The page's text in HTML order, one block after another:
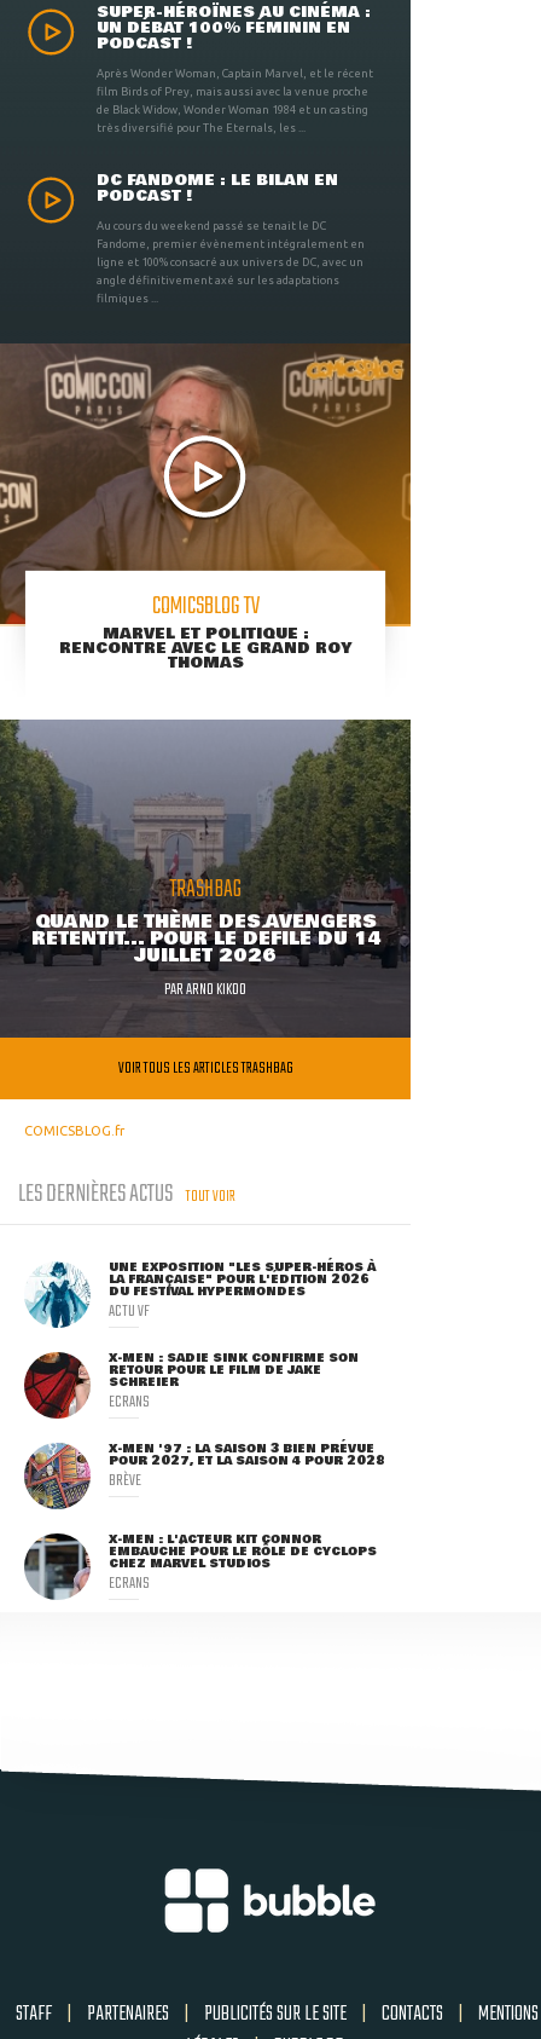
SUPER-HÉROÏNES AU CINÉMA :
UN DÉBAT 100% FÉMININ EN
PODCAST !
Après Wonder Woman, Captain Marvel, et le récent
film Birds of Prey, mais aussi avec la venue proche
de Black Widow, Wonder Woman 1984 et un casting
très diversifié pour The Eternals, les ...
DC FANDOME : LE BILAN EN
PODCAST !
Au cours du weekend passé se tenait le DC
Fandome, premier évènement intégralement en
ligne et 100% consacré aux univers de DC, avec un
angle définitivement axé sur les adaptations
filmiques ...
COMICSBLOG TV
MARVEL ET POLITIQUE :
RENCONTRE AVEC LE GRAND ROY
THOMAS
TRASHBAG
QUAND LE THÈME DES AVENGERS
RETENTIT... POUR LE DÉFILÉ DU 14
JUILLET 2026
PARARNO KIKOO
VOIR TOUS LES ARTICLES TRASHBAG
COMICSBLOG.fr
LES DERNIÈRES ACTUS TOUT VOIR
UNE EXPOSITION "LES SUPER-HÉROS À
LA FRANÇAISE" POUR L'ÉDITION 2026
DU FESTIVAL HYPERMONDES
ACTU VF
X-MEN : SADIE SINK CONFIRME SON
RETOUR POUR LE FILM DE JAKE
SCHREIER
ECRANS
X-MEN '97 : LA SAISON 3 BIEN PRÉVUE
POUR 2027, ET LA SAISON 4 POUR 2028
BRÈVE
X-MEN : L'ACTEUR KIT CONNOR
EMBAUCHÉ POUR LE RÔLE DE CYCLOPS
CHEZ MARVEL STUDIOS
ECRANS
STAFF | PARTENAIRES | PUBLICITÉS SUR LE SITE | CONTACTS | MENTIONS